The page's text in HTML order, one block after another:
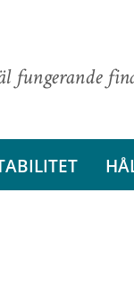
fungerande